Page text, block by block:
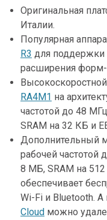
Оригинальная
Италии.
Популярная
R3 для поддержки
расширения
RA4M1 на
частотой до 48
SRAM на 32 КБ и
Дополнительный
рабочей частотой
8 МБ, SRAM на
обеспечивает
Wi-Fi и Bluetooth. А
Cloud можно